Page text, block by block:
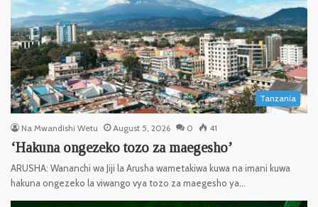
Tanzania
Na Mwandishi Wetu August 5, 2026 0 41
‘Hakuna ongezeko tozo za maegesho’
ARUSHA: Wananchi wa Jiji la Arusha wametakiwa kuwa na imani kuwa
hakuna ongezeko la viwango vya tozo za maegesho ya…